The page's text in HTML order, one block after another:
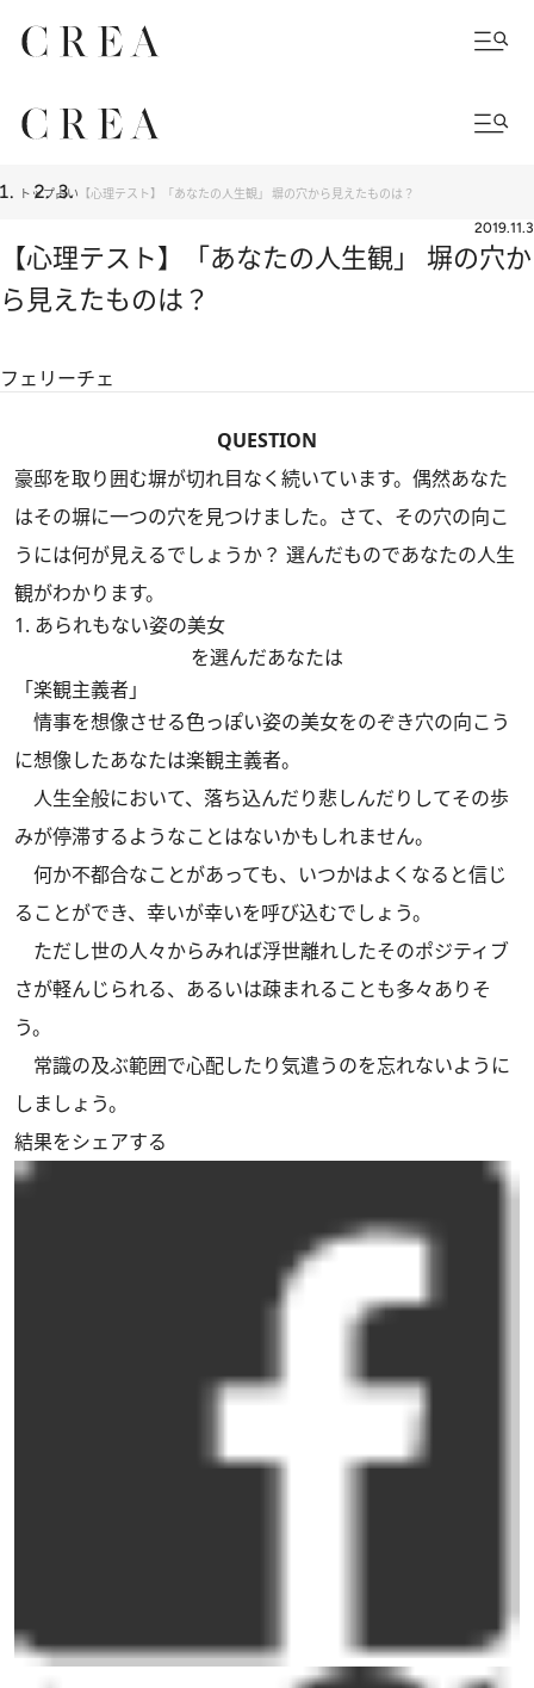
トップ占い 【心理テスト】「あなたの人生観」 塀の穴から見えたものは？
2019.11.3
【心理テスト】「あなたの人生観」 塀の穴か
ら見えたものは？
フェリーチェ
QUESTION
豪邸を取り囲む塀が切れ目なく続いています。偶然あなた
はその塀に一つの穴を見つけました。さて、その穴の向こ
うには何が見えるでしょうか？ 選んだものであなたの人生
観がわかります。
1. あられもない姿の美女
を選んだあなたは
「楽観主義者」
情事を想像させる色っぽい姿の美女をのぞき穴の向こう
に想像したあなたは楽観主義者。
人生全般において、落ち込んだり悲しんだりしてその歩
みが停滞するようなことはないかもしれません。
何か不都合なことがあっても、いつかはよくなると信じ
ることができ、幸いが幸いを呼び込むでしょう。
ただし世の人々からみれば浮世離れしたそのポジティブ
さが軽んじられる、あるいは疎まれることも多々ありそ
う。
常識の及ぶ範囲で心配したり気遣うのを忘れないように
しましょう。
結果をシェアする